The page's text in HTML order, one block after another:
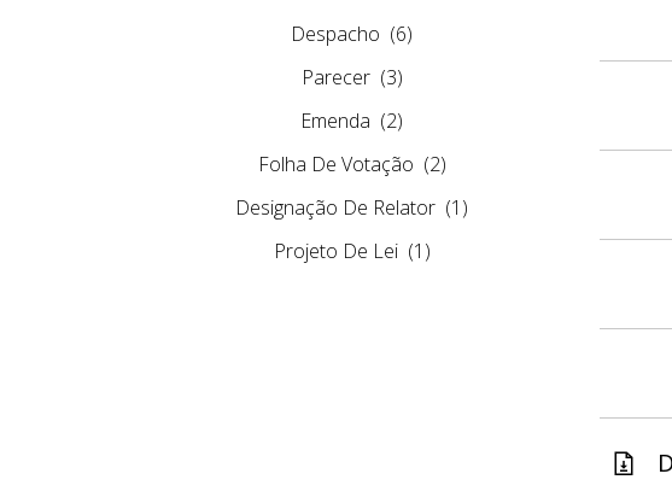
Despacho (6)
Parecer (3)
Emenda (2)
Folha De Votação (2)
Designação De Relator (1)
Projeto De Lei (1)